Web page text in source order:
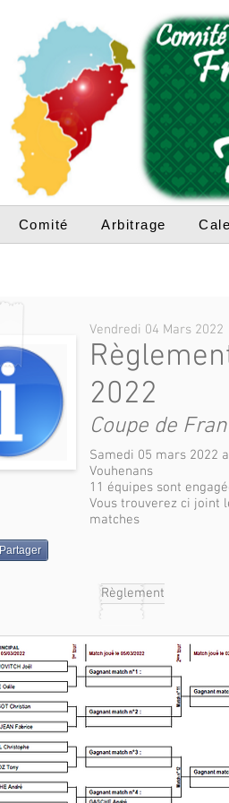
Comité Arbitrage
Partager
Vendredi 04 Mars 2022
2022
Coupe de
Samedi 05 mars 2022
Vouhenans
11 équipes sont
Vous trouverez ci joint
matches
Règlement